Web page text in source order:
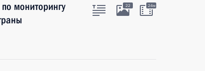
мониторингу
22 24м